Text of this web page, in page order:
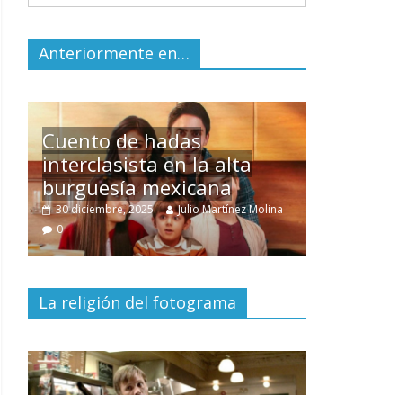
Anteriormente en…
Un hombre entre dos
mundos
15 mayo, 2026 Julio Martínez Molina 0
La religión del fotograma